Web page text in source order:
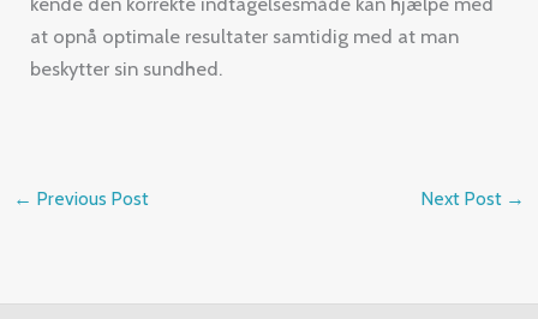
at opnå optimale resultater samtidig med at man
beskytter sin sundhed.
← Previous Post Next Post →